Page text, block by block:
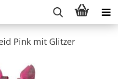
Pink mit Glitzer